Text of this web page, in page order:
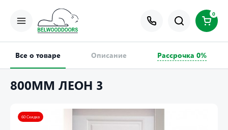
0
Все о товаре Описание Рассрочка 0%
800ММ ЛЕОН 3
60 Скидка